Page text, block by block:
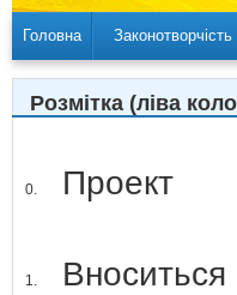
Головна Законотворчість
Розмітка (ліва
0. Проект
1. Вноситься